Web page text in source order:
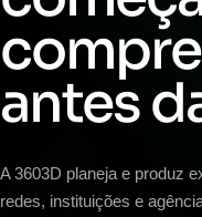
antes
A 3603D planeja e produz
redes, instituições e